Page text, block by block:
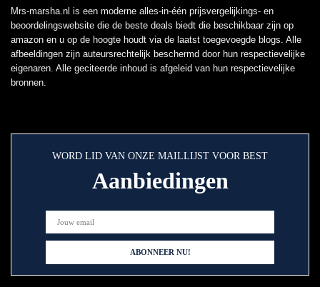
Mrs-marsha.nl is een moderne alles-in-één prijsvergelijkings- en
beoordelingswebsite die de beste deals biedt die beschikbaar zijn op
amazon en u op de hoogte houdt via de laatst toegevoegde blogs. Alle
afbeeldingen zijn auteursrechtelijk beschermd door hun respectievelijke
eigenaren. Alle geciteerde inhoud is afgeleid van hun respectievelijke
bronnen.
WORD LID VAN ONZE MAILLIJST VOOR BEST
Aanbiedingen